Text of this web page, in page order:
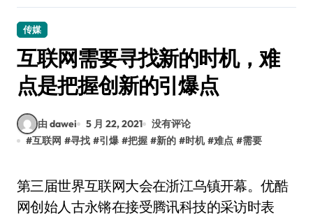
传媒
互联网需要寻找新的时机，难
点是把握创新的引爆点
由 dawei 5 月 22, 2021
没有评论
#互联网 #寻找 #引爆 #把握 #新的 #时机 #难点 #需要
第三届世界互联网大会在浙江乌镇开幕。优酷
网创始人古永锵在接受腾讯科技的采访时表